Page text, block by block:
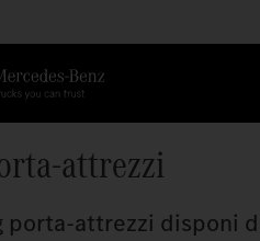
attrezzi
porta-attrezzi disponi